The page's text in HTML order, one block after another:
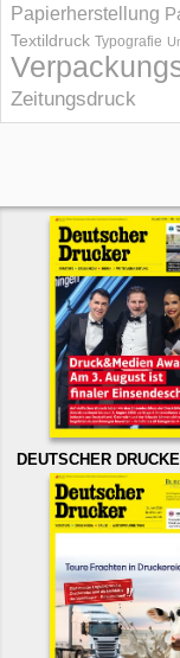
Papierherstellung
Textildruck Typografie
Zeitungsdruck
DEUTSCHER